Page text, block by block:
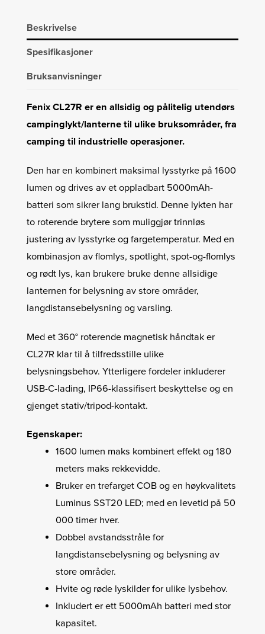
Beskrivelse
Spesifikasjoner
Bruksanvisninger
Fenix ​​CL27R er en allsidig og pålitelig utendørs
campinglykt/lanterne til ulike bruksområder, fra
camping til industrielle operasjoner.
Den har en kombinert maksimal lysstyrke på 1600
lumen og drives av et oppladbart 5000mAh-
batteri som sikrer lang brukstid. Denne lykten har
to roterende brytere som muliggjør trinnløs
justering av lysstyrke og fargetemperatur. Med en
kombinasjon av flomlys, spotlight, spot-og-flomlys
og rødt lys, kan brukere bruke denne allsidige
lanternen for belysning av store områder,
langdistansebelysning og varsling.
Med et 360° roterende magnetisk håndtak er
CL27R klar til å tilfredsstille ulike
belysningsbehov. Ytterligere fordeler inkluderer
USB-C-lading, IP66-klassifisert beskyttelse og en
gjenget stativ/tripod-kontakt.
Egenskaper:
1600 lumen maks kombinert effekt og 180
meters maks rekkevidde.
Bruker en trefarget COB og en høykvalitets
Luminus SST20 LED; med en levetid på 50
000 timer hver.
Dobbel avstandsstråle for
langdistansebelysning og belysning av
store områder.
Hvite og røde lyskilder for ulike lysbehov.
Inkludert er ett 5000mAh batteri med stor
kapasitet.